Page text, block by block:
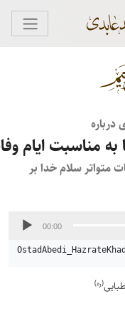
درباره
مناسبت ایام
متواتر سلام خدا بر
00:00
(ره)